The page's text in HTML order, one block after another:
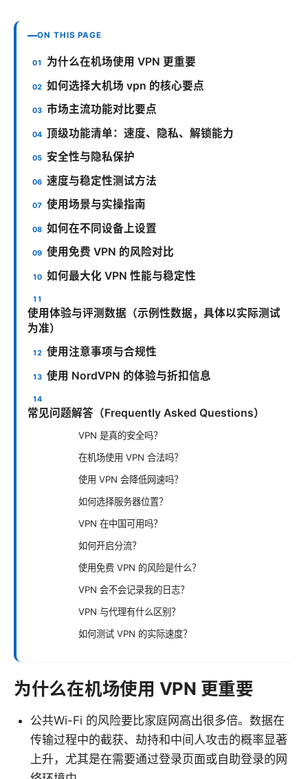
ON THIS PAGE
为什么在机场使用 VPN 更重要
如何选择大机场 vpn 的核心要点
市场主流功能对比要点
顶级功能清单：速度、隐私、解锁能力
安全性与隐私保护
速度与稳定性测试方法
使用场景与实操指南
如何在不同设备上设置
使用免费 VPN 的风险对比
如何最大化 VPN 性能与稳定性
使用体验与评测数据（示例性数据，具体以实际测试
为准）
使用注意事项与合规性
使用 NordVPN 的体验与折扣信息
常见问题解答（Frequently Asked Questions）
VPN 是真的安全吗？
在机场使用 VPN 合法吗？
使用 VPN 会降低网速吗？
如何选择服务器位置？
VPN 在中国可用吗？
如何开启分流？
使用免费 VPN 的风险是什么？
VPN 会不会记录我的日志？
VPN 与代理有什么区别？
如何测试 VPN 的实际速度？
为什么在机场使用 VPN 更重要
公共Wi-Fi 的风险要比家庭网高出很多倍。数据在
传输过程中的截获、劫持和中间人攻击的概率显著
上升，尤其是在需要通过登录页面或自助登录的网